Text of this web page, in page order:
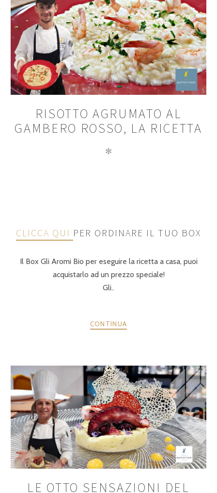
RISOTTO AGRUMATO AL
GAMBERO ROSSO, LA RICETTA
✻
CLICCA QUI PER ORDINARE IL TUO BOX
Il Box Gli Aromi Bio per eseguire la ricetta a casa, puoi
acquistarlo ad un prezzo speciale!
Gli..
CONTINUA
LE OTTO SENSAZIONI DEL